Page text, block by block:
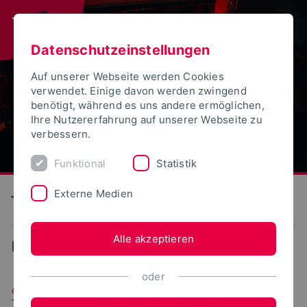
Technische Hochschule Ostwestfalen-Lippe
Seelsorgliche Beratung und
Datenschutzeinstellungen
Auf unserer Webseite werden Cookies
verwendet. Einige davon werden zwingend
benötigt, während es uns andere ermöglichen,
Ihre Nutzererfahrung auf unserer Webseite zu
verbessern.
Funktional Statistik
Externe Medien
Alle akzeptieren
oder